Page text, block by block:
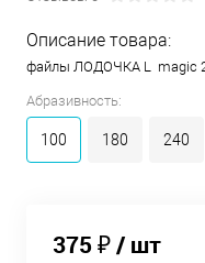
Описание товара:
файлы ЛОДОЧКА L magic
Абразивность:
100 180 240
375 ₽/ шт